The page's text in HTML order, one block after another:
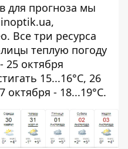
для прогноза мы
Все три ресурса
теплую погоду
25 октября
15...16°C, 26
октября - 18...19°C.